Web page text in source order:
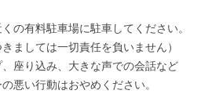
の有料駐車場に駐車してください。
ましては一切責任を負いません）
座り込み、大きな声での会話など
悪い行動はおやめください。